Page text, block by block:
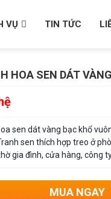
VỤ TIN TỨC
HOA SEN DÁT
sen dát vàng bạc khổ
sen thích hợp treo ở
gia đình, cửa hàng, công
MUA NGAY